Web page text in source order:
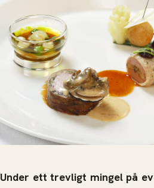
Under ett trevligt mingel på